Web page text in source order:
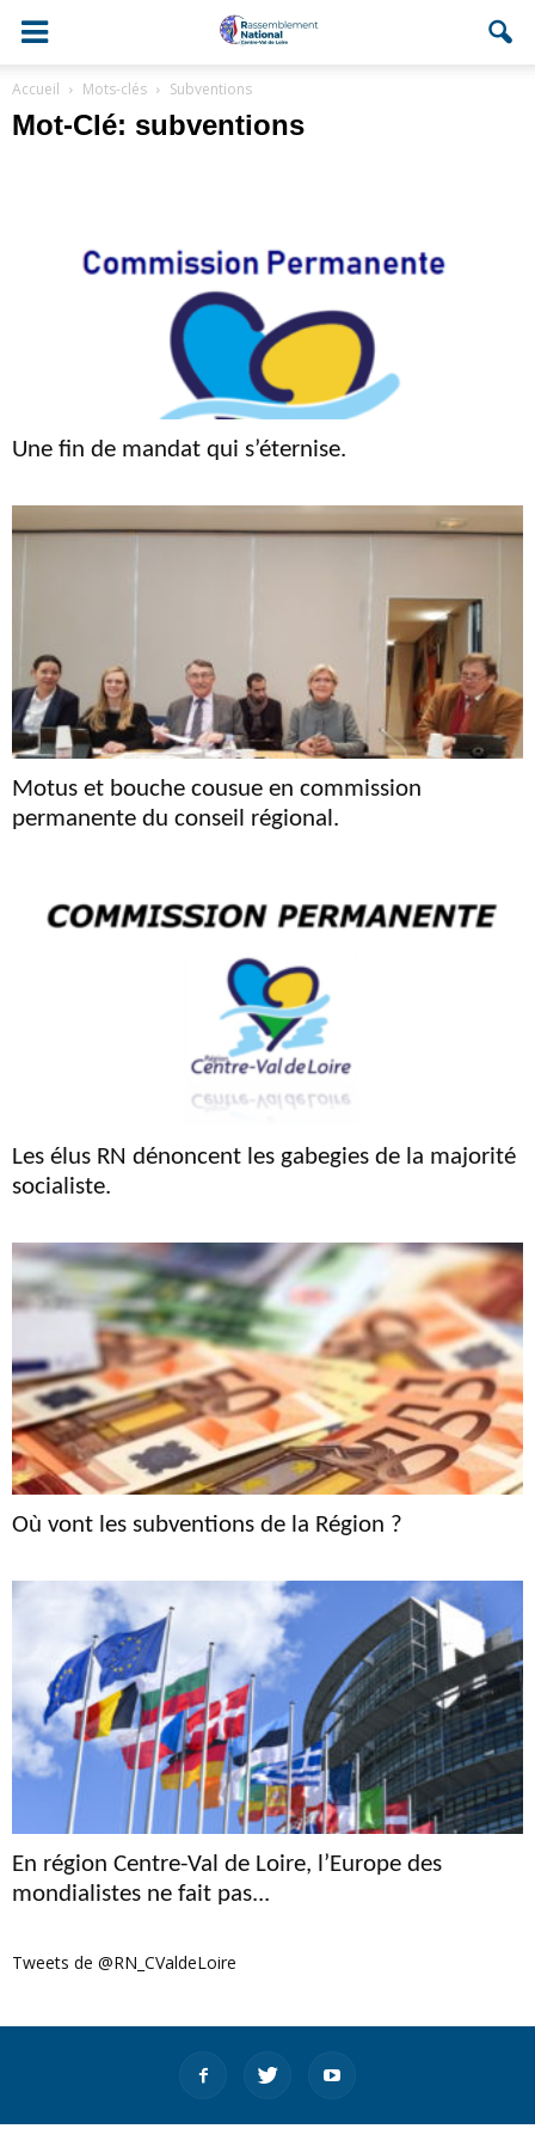
Accueil Mots-clés Subventions
Mot-Clé: subventions
Une fin de mandat qui s’éternise.
Motus et bouche cousue en commission
permanente du conseil régional.
Les élus RN dénoncent les gabegies de la majorité
socialiste.
Où vont les subventions de la Région ?
En région Centre-Val de Loire, l’Europe des
mondialistes ne fait pas...
Tweets de @RN_CValdeLoire